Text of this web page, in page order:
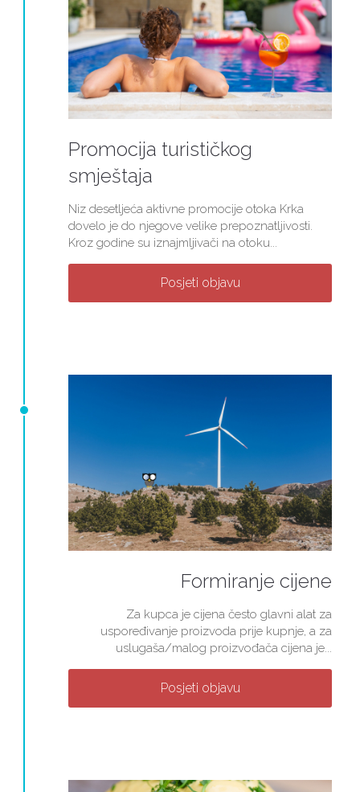
Promocija turističkog
smještaja
Niz desetljeća aktivne promocije otoka Krka
dovelo je do njegove velike prepoznatljivosti.
Kroz godine su iznajmljivači na otoku...
Posjeti objavu
Formiranje cijene
Za kupca je cijena često glavni alat za
uspoređivanje proizvoda prije kupnje, a za
uslugaša/malog proizvođača cijena je...
Posjeti objavu